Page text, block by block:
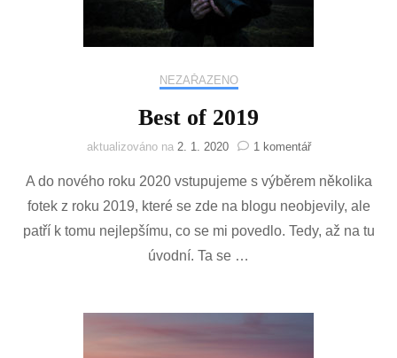
NEZAŘAZENO
Best of 2019
aktualizováno na 2. 1. 2020 1 komentářu
s
názvem
Best
of
A do nového roku 2020 vstupujeme s výběrem několika
fotek z roku 2019, které se zde na blogu neobjevily, ale
patří k tomu nejlepšímu, co se mi povedlo. Tedy, až na tu
úvodní. Ta se …